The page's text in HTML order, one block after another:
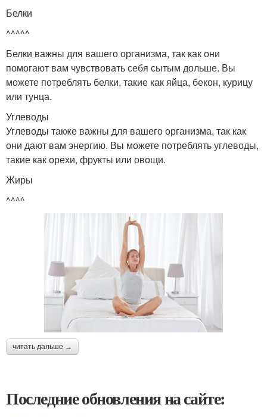
Белки
^^^^^
Белки важны для вашего организма, так как они
помогают вам чувствовать себя сытым дольше. Вы
можете потреблять белки, такие как яйца, бекон, курицу
или тунца.
Углеводы
Углеводы также важны для вашего организма, так как
они дают вам энергию. Вы можете потреблять углеводы,
такие как орехи, фрукты или овощи.
Жиры
^^^^
читать дальше →
Последние обновления на сайте: